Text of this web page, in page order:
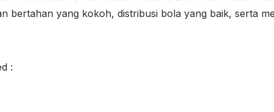
bertahan yang kokoh, distribusi bola yang baik, serta
: